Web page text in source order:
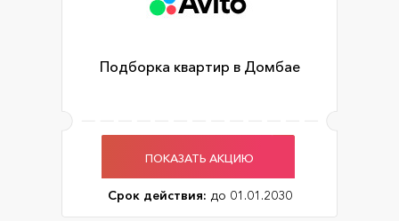
Подборка квартир в Домбае
ПОКАЗАТЬ АКЦИЮ
Срок действия: до 01.01.2030